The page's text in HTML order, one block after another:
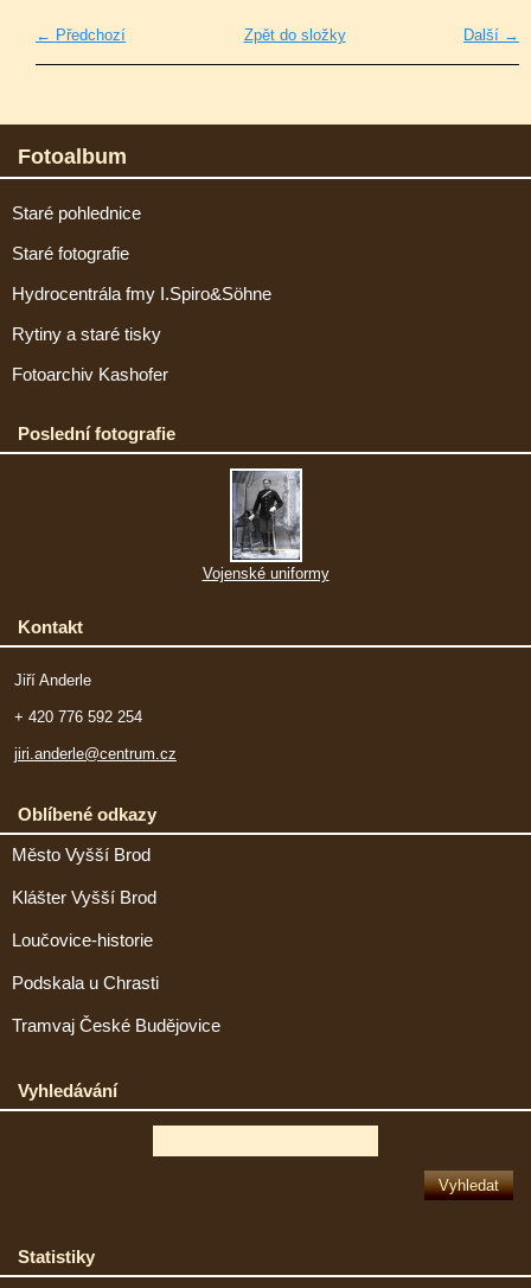
← Předchozí Další →
Zpět do složky
Fotoalbum
Staré pohlednice
Staré fotografie
Hydrocentrála fmy I.Spiro&Söhne
Rytiny a staré tisky
Fotoarchiv Kashofer
Poslední fotografie
Vojenské uniformy
Kontakt
Jiří Anderle
+ 420 776 592 254
jiri.anderle@centrum.cz
Oblíbené odkazy
Město Vyšší Brod
Klášter Vyšší Brod
Loučovice-historie
Podskala u Chrasti
Tramvaj České Budějovice
Vyhledávání
Statistiky